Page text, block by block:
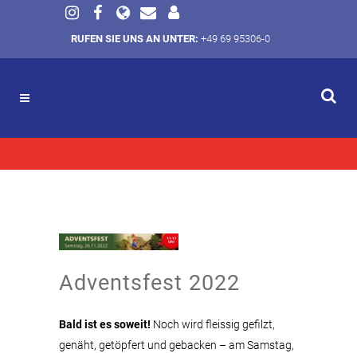
RUFEN SIE UNS AN UNTER: +49 69 95306-0
Adventsfest 2022
Bald ist es soweit! Noch wird fleissig gefilzt,
genäht, getöpfert und gebacken – am Samstag,